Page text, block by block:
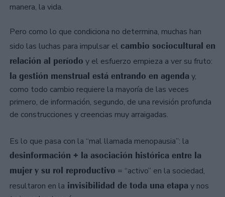
manera, la vida.
Pero como lo que condiciona no determina, muchas han
sido las luchas para impulsar el cambio sociocultural en
relación al período y el esfuerzo empieza a ver su fruto:
la gestión menstrual está entrando en agenda y,
como todo cambio requiere la mayoría de las veces
primero, de información, segundo, de una revisión profunda
de construcciones y creencias muy arraigadas.
Es lo que pasa con la “mal llamada menopausia”: la
desinformación + la asociación histórica entre la
mujer y su rol reproductivo = “activo” en la sociedad,
resultaron en la invisibilidad de toda una etapa y nos